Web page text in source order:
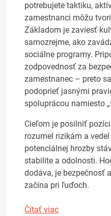
potrebujete taktiku,
zamestnanci môžu
Základom je zaviesť
samozrejme, ako
sociálne programy.
zodpovednosť za
zamestnanec – preto
podoprieť jasnými
spoluprácou namiesto
Cieľom je posilniť
rozumel rizikám a
potenciálnej hrozby
stabilite a odolnosti.
dodáva, je bezpečnosť
začína pri ľuďoch.
Čítať viac